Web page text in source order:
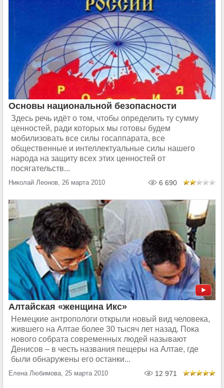
Основы национальной безопасности
Здесь речь идёт о том, чтобы определить ту сумму
ценностей, ради которых мы готовы будем
мобилизовать все силы госаппарата, все
общественные и интеллектуальные силы нашего
народа на защиту всех этих ценностей от
посягательств...
Николай Леонов, 26 марта 2010 6 690
Алтайская «женщина Икс»
Немецкие антропологи открыли новый вид человека,
жившего на Алтае более 30 тысяч лет назад. Пока
нового собрата современных людей называют
Денисов – в честь названия пещеры на Алтае, где
были обнаружены его останки...
Елена Любимова, 25 марта 2010 12 971